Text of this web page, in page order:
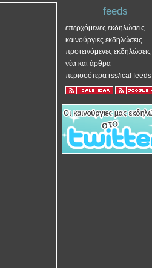
feeds
επερχόμενες εκδηλώσεις
καινούργιες εκδηλώσεις
προτεινόμενες εκδηλώσεις
νέα και άρθρα
περισσότερα rss/ical feeds